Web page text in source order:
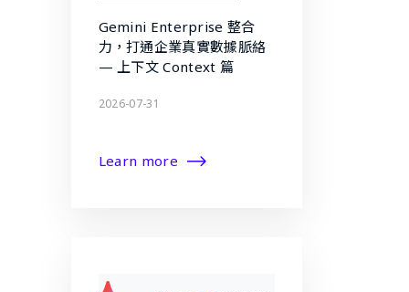
Gemini Enterprise 整合
力，打通企業真實數據脈絡
— 上下文 Context 篇
2026-07-31
Learn more